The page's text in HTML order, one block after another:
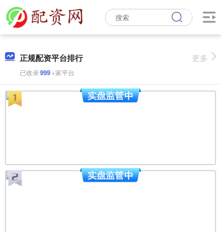
正规配资平台排行
已收录999+家平台
更多